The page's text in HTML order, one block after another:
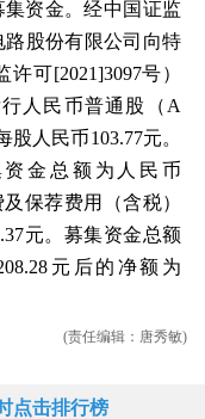
集资金。经中国证监
股份有限公司向特
可[2021]3097号）
人民币普通股（A
人民币103.77元。
金总额为人民币
保荐费用（含税）
元。募集资金总额
元后的净额为
(责任编辑：唐秀敏)
点击排行榜